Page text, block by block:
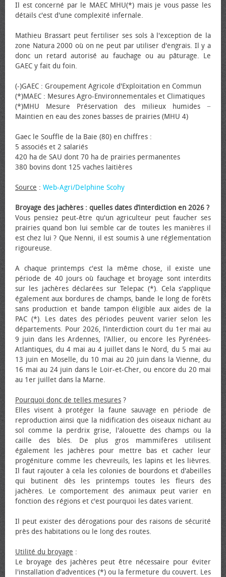
Il est concerné par le MAEC MHU(*) mais je vous passe les
détails c'est d'une complexité infernale.
Mathieu Brassart peut fertiliser ses sols à l'exception de la
zone Natura 2000 où on ne peut par utiliser d'engrais. Il y a
donc un retard autorisé au fauchage ou au pâturage. Le
GAEC y fait du foin.
(-)GAEC : Groupement Agricole d'Exploitation en Commun
(*)MAEC : Mesures Agro-Environnementales et Climatiques
(*)MHU Mesure Préservation des milieux humides −
Maintien en eau des zones basses de prairies (MHU 4)
Gaec le Souffle de la Baie (80) en chiffres :
5 associés et 2 salariés
420 ha de SAU dont 70 ha de prairies permanentes
380 bovins dont 125 vaches laitières
Source : Web-Agri/Delphine Scohy
Broyage des jachères : quelles dates d’interdiction en 2026 ?
Vous pensiez peut-être qu'un agriculteur peut faucher ses
prairies quand bon lui semble car de toutes les manières il
est chez lui ? Que Nenni, il est soumis à une réglementation
rigoureuse.
A chaque printemps c'est la même chose, il existe une
période de 40 jours où fauchage et broyage sont interdits
sur les jachères déclarées sur Telepac (*). Cela s'applique
également aux bordures de champs, bande le long de forêts
sans production et bande tampon éligible aux aides de la
PAC (*). Les dates des périodes peuvent varier selon les
départements. Pour 2026, l’interdiction court du 1er mai au
9 juin dans les Ardennes, l'Allier, ou encore les Pyrénées-
Atlantiques, du 4 mai au 4 juillet dans le Nord, du 5 mai au
13 juin en Moselle, du 10 mai au 20 juin dans la Vienne, du
16 mai au 24 juin dans le Loir-et-Cher, ou encore du 20 mai
au 1er juillet dans la Marne.
Pourquoi donc de telles mesures ?
Elles visent à protéger la faune sauvage en période de
reproduction ainsi que la nidification des oiseaux nichant au
sol comme la perdrix grise, l'alouette des champs ou la
caille des blés. De plus gros mammifères utilisent
également les jachères pour mettre bas et cacher leur
progéniture comme les chevreuils, les lapins et les lièvres.
Il faut rajouter à cela les colonies de bourdons et d'abeilles
qui butinent dès les printemps toutes les fleurs des
jachères. Le comportement des animaux peut varier en
fonction des régions et c'est pourquoi les dates varient.
Il peut exister des dérogations pour des raisons de sécurité
près des habitations ou le long des routes.
Utilité du broyage :
Le broyage des jachères peut être nécessaire pour éviter
l'installation d'adventices (*) ou la fermeture du couvert. Les